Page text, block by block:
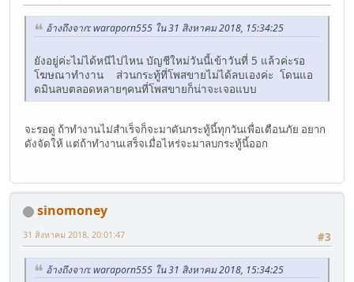
อ้างถึงจาก: waraporn555 ใน 31 สิงหาคม 2018, 15:34:25
ยังอยู่ค่ะไม่ได้หนีไปไหน บัญชีใหม่วันนี้เข้าวันที่ 5 แล้วค่ะรอ
โฆษณาทำงาน ส่วนกระทู้ที่โพสขายไม่ได้ลบเองค่ะ โดนแอ
ดมินลบตลอดหลายๆคนที่โพสขายก็น่าจะเจอแบบ
จะรอดู ถ้าทำงานไม่สำเร็จก็จะมาดันกระทู้นี้ทุกวันเพื่อเตือนภัย อยาก
ดังจัดให้ แต่ถ้าทำงานเสร็จเมื่อไหร่จะมาลบกระทู้นี้ออก
sinomoney
#3
31 สิงหาคม 2018, 20:01:47
อ้างถึงจาก: waraporn555 ใน 31 สิงหาคม 2018, 15:34:25